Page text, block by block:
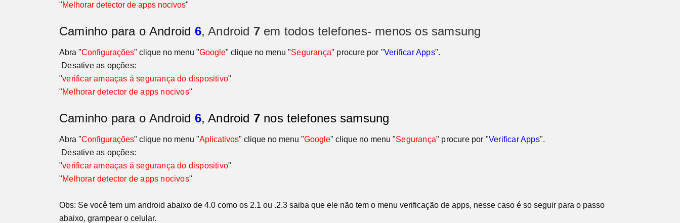
"Melhorar detector de apps nocivos"
Caminho para o Android 6, Android 7 em todos telefones- menos os samsung
Abra "Configurações" clique no menu "Google" clique no menu "Segurança" procure por "Verificar Apps".
Desative as opções:
"verificar ameaças á segurança do dispositivo"
"Melhorar detector de apps nocivos"
Caminho para o Android 6, Android 7 nos telefones samsung
Abra "Configurações" clique no menu "Aplicativos" clique no menu "Google" clique no menu "Segurança" procure por "Verificar Apps".
Desative as opções:
"verificar ameaças á segurança do dispositivo"
"Melhorar detector de apps nocivos"
Obs: Se você tem um android abaixo de 4.0 como os 2.1 ou .2.3 saiba que ele não tem o menu verificação de apps, nesse caso é so seguir para o passo
abaixo, grampear o celular.